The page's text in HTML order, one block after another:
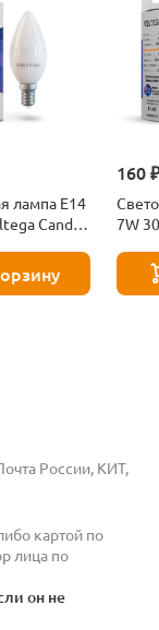
лампа E14
Candle
160
7W
России, КИТ,
картой по
лица по
он не